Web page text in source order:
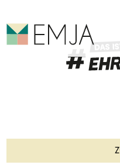
HAUPMENÜ
EMJA -